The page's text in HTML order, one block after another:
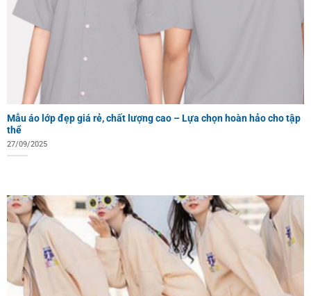
Mẫu áo lớp đẹp giá rẻ, chất lượng cao – Lựa chọn hoàn hảo cho tập
thể
27/09/2025